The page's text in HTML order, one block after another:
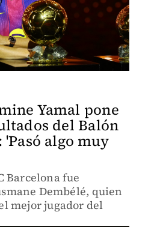
Yamal pone
del Balón
'Pasó algo muy
Barcelona fue
Dembélé, quien
mejor jugador del